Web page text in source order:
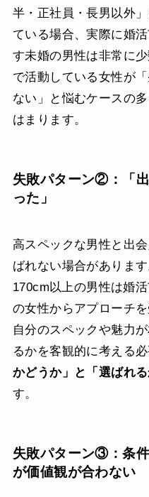
半・正社員・長男以外
ている場合、実際に婚
す未婚の男性は非常に
で活動している女性が
ない」と悩むケースの
はまります。
失敗パターン②：「
った」
高スペックな男性と出
ばれない場合がありま
170cm以上の男性は婚
の女性からアプローチ
自分のスペックや魅力
るかを客観的に考える必
かどうか」と「選ばれ
す。
失敗パターン③：条
が価値観が合わない